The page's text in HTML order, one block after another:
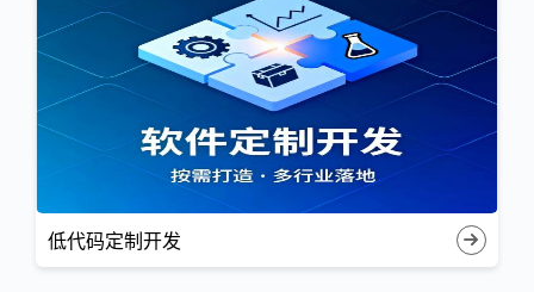
低代码定制开发